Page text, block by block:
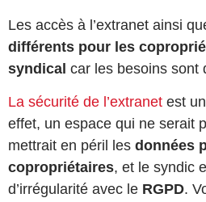
Les accès à l’extranet ainsi
différents pour les
syndical car les besoins sont
La sécurité de l’extranet est
effet, un espace qui ne serait
mettrait en péril les données
copropriétaires, et le syndic
d’irrégularité avec le RGPD.